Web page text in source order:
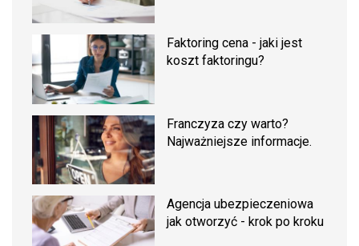
Faktoring cena - jaki jest
koszt faktoringu?
Franczyza czy warto?
Najważniejsze informacje.
Agencja ubezpieczeniowa
jak otworzyć - krok po kroku